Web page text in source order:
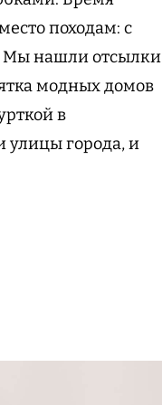
походам: с
Мы нашли отсылки
модных домов
в
улицы города, и